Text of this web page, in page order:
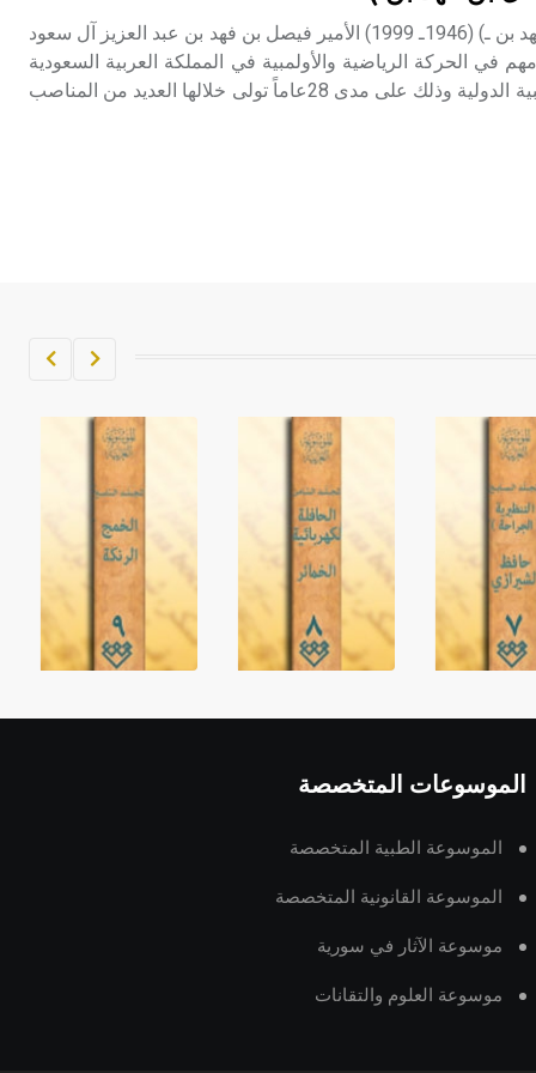
عبد العزيز (الأمير فيصل بن فهد بن ـ) (1946ـ 1999) الأمير فيصل بن فهد بن عبد العزيز آل سعود
الحركة الرياضية والأولمبية في المملكة العربية السعودية
والوطن العربي واللجنة الأولمبية الدولية وذلك على مدى 28عاماً تولى خلالها العديد من المناصب
الموسوعات المتخصصة
الموسوعة الطبية المتخصصة
الموسوعة القانونية المتخصصة
موسوعة الآثار في سورية
موسوعة العلوم والتقانات